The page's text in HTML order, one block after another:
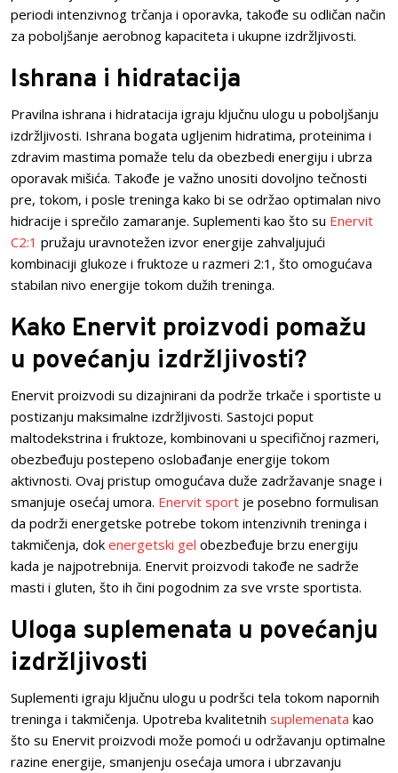
periodi intenzivnog trčanja i oporavka, takođe su odličan način
za poboljšanje aerobnog kapaciteta i ukupne izdržljivosti.
Ishrana i hidratacija
Pravilna ishrana i hidratacija igraju ključnu ulogu u poboljšanju
izdržljivosti. Ishrana bogata ugljenim hidratima, proteinima i
zdravim mastima pomaže telu da obezbedi energiju i ubrza
oporavak mišića. Takođe je važno unositi dovoljno tečnosti
pre, tokom, i posle treninga kako bi se održao optimalan nivo
hidracije i sprečilo zamaranje. Suplementi kao što su Enervit
C2:1 pružaju uravnotežen izvor energije zahvaljujući
kombinaciji glukoze i fruktoze u razmeri 2:1, što omogućava
stabilan nivo energije tokom dužih treninga.
Kako Enervit proizvodi pomažu
u povećanju izdržljivosti?
Enervit proizvodi su dizajnirani da podrže trkače i sportiste u
postizanju maksimalne izdržljivosti. Sastojci poput
maltodekstrina i fruktoze, kombinovani u specifičnoj razmeri,
obezbeđuju postepeno oslobađanje energije tokom
aktivnosti. Ovaj pristup omogućava duže zadržavanje snage i
smanjuje osećaj umora. Enervit sport je posebno formulisan
da podrži energetske potrebe tokom intenzivnih treninga i
takmičenja, dok energetski gel obezbeđuje brzu energiju
kada je najpotrebnija. Enervit proizvodi takođe ne sadrže
masti i gluten, što ih čini pogodnim za sve vrste sportista.
Uloga suplemenata u povećanju
izdržljivosti
Suplementi igraju ključnu ulogu u podršci tela tokom napornih
treninga i takmičenja. Upotreba kvalitetnih suplemenata kao
što su Enervit proizvodi može pomoći u održavanju optimalne
razine energije, smanjenju osećaja umora i ubrzavanju